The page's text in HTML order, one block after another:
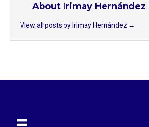
About Irimay Hernández
View all posts by Irimay Hernández →